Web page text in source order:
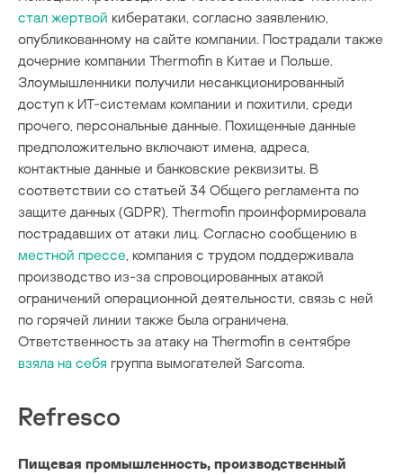
стал жертвой кибератаки, согласно заявлению,
опубликованному на сайте компании. Пострадали также
дочерние компании Thermofin в Китае и Польше.
Злоумышленники получили несанкционированный
доступ к ИТ-системам компании и похитили, среди
прочего, персональные данные. Похищенные данные
предположительно включают имена, адреса,
контактные данные и банковские реквизиты. В
соответствии со статьей 34 Общего регламента по
защите данных (GDPR), Thermofin проинформировала
пострадавших от атаки лиц. Согласно сообщению в
местной прессе, компания с трудом поддерживала
производство из-за спровоцированных атакой
ограничений операционной деятельности, связь с ней
по горячей линии также была ограничена.
Ответственность за атаку на Thermofin в сентябре
взяла на себя группа вымогателей Sarcoma.
Refresco
Пищевая промышленность, производственный